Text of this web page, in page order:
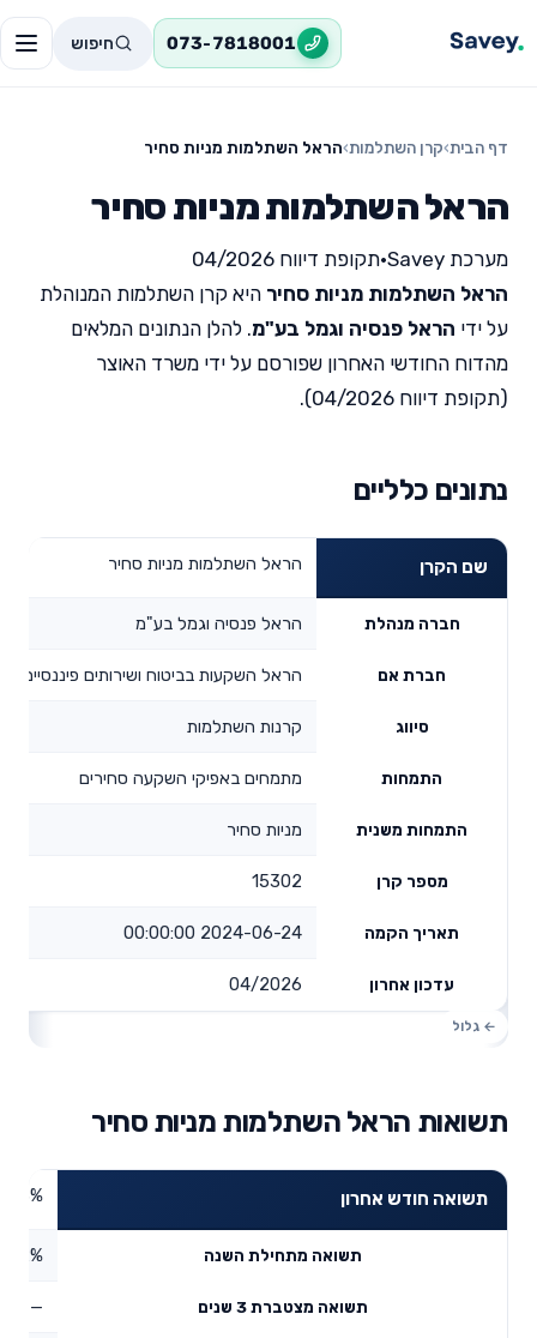
073-7818001 חיפוש
דף הבית›קרן השתלמות›הראל השתלמות מניות סחיר
הראל השתלמות מניות סחיר
מערכת Savey •תקופת דיווח 04/2026
הראל השתלמות מניות סחיר היא קרן השתלמות המנוהלת
על ידי הראל פנסיה וגמל בע"מ. להלן הנתונים המלאים
מהדוח החודשי האחרון שפורסם על ידי משרד האוצר
(תקופת דיווח 04/2026).
נתונים כלליים
שם הקרן הראל השתלמות מניות סחיר
חברה מנהלת הראל פנסיה וגמל בע"מ
חברת אם הראל השקעות בביטוח ושירותים פיננסיים
סיווג קרנות השתלמות
התמחות מתמחים באפיקי השקעה סחירים
התמחות משנית מניות סחיר
מספר קרן 15302
תאריך הקמה 2024-06-24 00:00:00
עדכון אחרון 04/2026
תשואות הראל השתלמות מניות סחיר
תשואה חודש אחרון
תשואה מתחילת השנה
תשואה מצטברת 3 שנים —